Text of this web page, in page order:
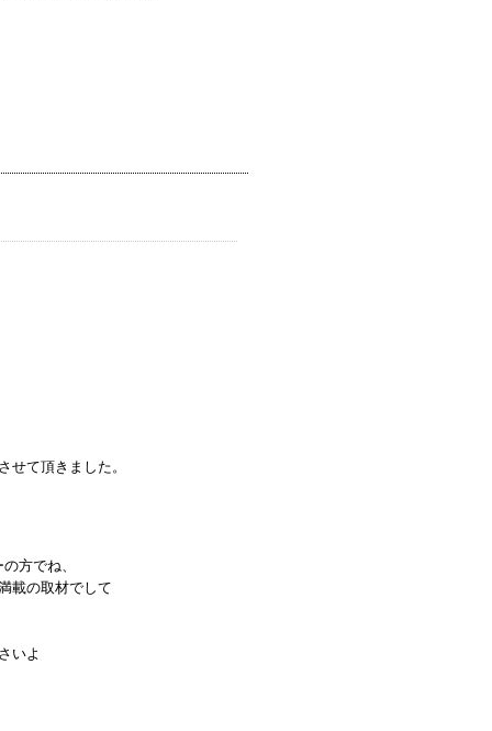
せて頂きました。
方でね、
載の取材でして
いよ